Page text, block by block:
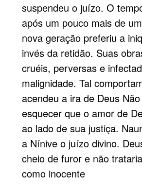
suspendeu o juízo. O
após um pouco mais de
nova geração preferiu a
invés da retidão. Suas
cruéis, perversas e
malignidade. Tal
acendeu a ira de Deus
esquecer que o amor de
ao lado de sua justiça.
a Nínive o juízo divino.
cheio de furor e não
como inocente